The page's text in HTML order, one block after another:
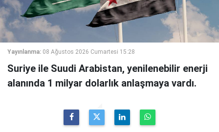
Yayınlanma: 08 Ağustos 2026 Cumartesi 15:28
Suriye ile Suudi Arabistan, yenilenebilir enerji
alanında 1 milyar dolarlık anlaşmaya vardı.